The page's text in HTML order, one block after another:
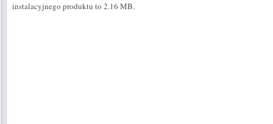
instalacyjnego produktu to 2.16 MB.